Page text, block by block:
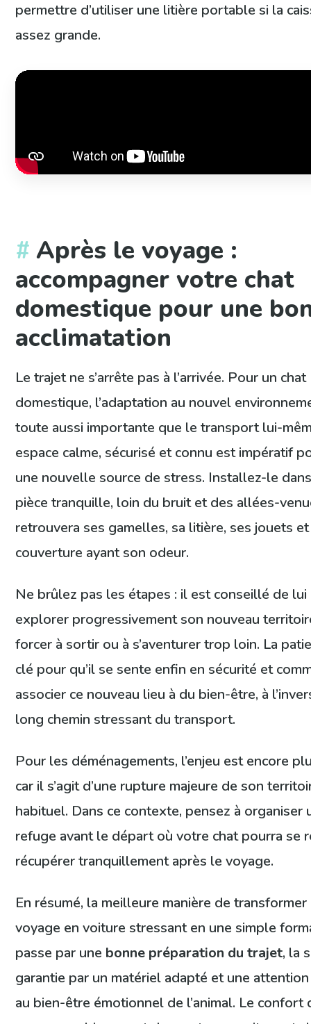
permettre d’utiliser une litière portable si la
assez grande.
Après le voyage :
accompagner votre chat
domestique pour une
acclimatation
Le trajet ne s’arrête pas à l’arrivée. Pour un chat
domestique, l’adaptation au nouvel
toute aussi importante que le transport lui-
espace calme, sécurisé et connu est impératif
une nouvelle source de stress. Installez-le
pièce tranquille, loin du bruit et des allées-
retrouvera ses gamelles, sa litière, ses jouets
couverture ayant son odeur.
Ne brûlez pas les étapes : il est conseillé de lui
explorer progressivement son nouveau
forcer à sortir ou à s’aventurer trop loin. La
clé pour qu’il se sente enfin en sécurité et
associer ce nouveau lieu à du bien-être, à
long chemin stressant du transport.
Pour les déménagements, l’enjeu est encore
car il s’agit d’une rupture majeure de son
habituel. Dans ce contexte, pensez à organiser
refuge avant le départ où votre chat pourra se
récupérer tranquillement après le voyage.
En résumé, la meilleure manière de transformer
voyage en voiture stressant en une simple
passe par une bonne préparation du trajet, la
garantie par un matériel adapté et une
au bien-être émotionnel de l’animal. Le confort